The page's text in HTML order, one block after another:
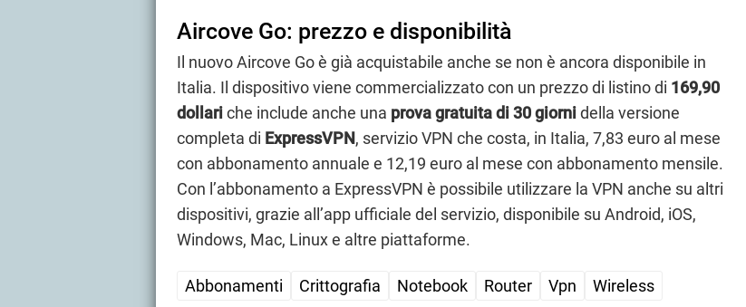
Aircove Go: prezzo e disponibilità
Il nuovo Aircove Go è già acquistabile anche se non è ancora disponibile in
Italia. Il dispositivo viene commercializzato con un prezzo di listino di 169,90
dollariche include anche una prova gratuita di 30 giornidella versione
completa di ExpressVPN, servizio VPN che costa, in Italia, 7,83 euro al mese
con abbonamento annuale e 12,19 euro al mese con abbonamento mensile.
Con l’abbonamento a ExpressVPN è possibile utilizzare la VPN anche su altri
dispositivi, grazie all’app ufficiale del servizio, disponibile su Android, iOS,
Windows, Mac, Linux e altre piattaforme.
Abbonamenti Crittografia Notebook Router Vpn Wireless